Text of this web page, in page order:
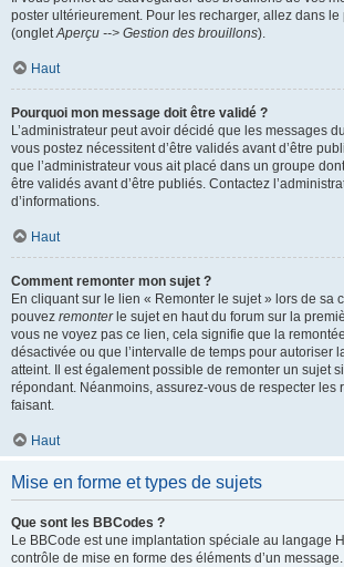
poster ultérieurement. Pour les recharger, allez dans le
(ongletAperçu --> Gestion des brouillons).
Haut
Pourquoi mon message doit être validé ?
L’administrateur peut avoir décidé que les messages
vous postez nécessitent d’être validés avant d’être
que l’administrateur vous ait placé dans un groupe
être validés avant d’être publiés. Contactez
d’informations.
Haut
Comment remonter mon sujet ?
En cliquant sur le lien « Remonter le sujet » lors de sa
pouvez remonterle sujet en haut du forum sur la
vous ne voyez pas ce lien, cela signifie que la
désactivée ou que l’intervalle de temps pour autoriser
atteint. Il est également possible de remonter un sujet
répondant. Néanmoins, assurez-vous de respecter les
faisant.
Haut
Mise en forme et types de sujets
Que sont les BBCodes ?
Le BBCode est une implantation spéciale au langage
contrôle de mise en forme des éléments d’un